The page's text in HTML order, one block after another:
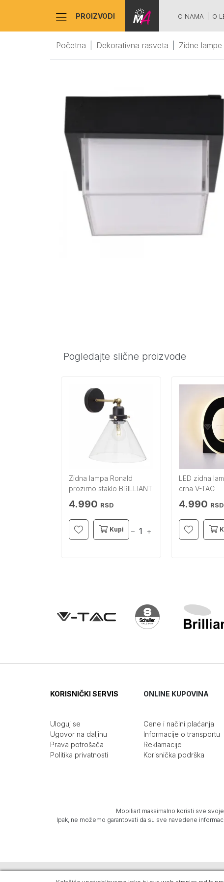
PROIZVODI O NAMA O
Početna Dekorativna rasveta Zidne lampe
Pogledajte slične proizvode
Zidna lampa Ronald
prozirno staklo BRILLIANT
4.990 RSD
Kupi − +
LED zidna
crna V-TAC
4.990 RSD
KORISNIČKI SERVIS
Uloguj se
Ugovor na daljinu
Prava potrošača
Politika privatnosti
ONLINE KUPOVINA
Cene i načini plaćanja
Informacije o transportu
Reklamacije
Korisnička podrška
Mobiliart maksimalno koristi sve
Ipak, ne možemo garantovati da su sve navedene